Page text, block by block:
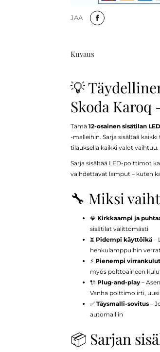
JAA
Kuvaus
💡
Skoda
Tämä 12-osainen sisätilan
-malleihin. Sarja sisältää
tilauksella kaikki valot vaihtuu.
Sarja sisältää LED-polttimot
vaihdettavat lamput – kuten
🔧 Miksi
💎 Kirkkaampi ja
sisätilat välittömästi
⏳ Pidempi käyttöikä –
hehkulamppuihin
⚡ Pienempi
myös polttoaineen
🔌 Plug-and-play –
Vanha polttimo irti, uusi
✅ Täysmalli-sovitus –
automalliin
📦 Sarjan